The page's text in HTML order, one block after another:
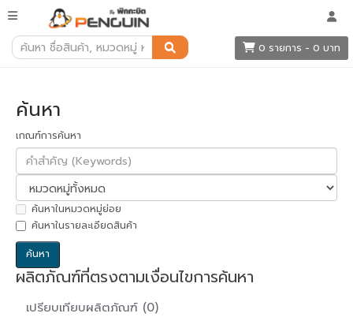
0 รายการ - 0 บาท
ค้นหา
ค้นหา
เกณฑ์การค้นหา
ค้นหาในหมวดหมู่ย่อย
ค้นหาในรายละเอียดสินค้า
ผลิตภัณฑ์ที่ตรงตามเงื่อนไขการค้นหา
เปรียบเทียบผลิตภัณฑ์ (0)